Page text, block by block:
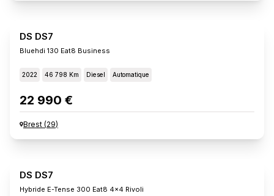
DS DS7
Bluehdi 130 Eat8 Business
2022 46 798 Km Diesel Automatique
22 990 €
Brest (29)
DS DS7
Hybride E-Tense 300 Eat8 4x4 Rivoli